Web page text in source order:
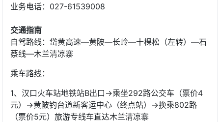
业务电话：027-61539008
交通指南
自驾路线：岱黄高速—黄陂—长岭—十棵松（左转）—石
蔡线—木兰清凉寨
乘车路线：
1、汉口火车站地铁站B出口→乘坐292路公交车（票价4
元）→黄陂钓台道新客运中心（终点站）→换乘802路
（票价5元）旅游专线车直达木兰清凉寨